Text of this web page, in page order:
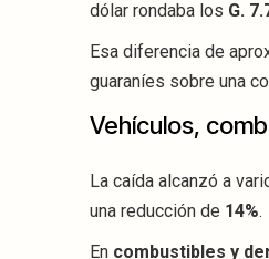
dólar rondaba los G.
Esa diferencia de
guaraníes sobre una
Vehículos,
La caída alcanzó a
una reducción de 14%.
En combustibles y